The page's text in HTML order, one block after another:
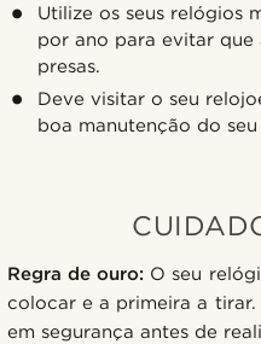
Utilize os seus relógios
por ano para evitar que
presas.
Deve visitar o seu
boa manutenção do
Regra de ouro: O seu
colocar e a primeira a
em segurança antes de